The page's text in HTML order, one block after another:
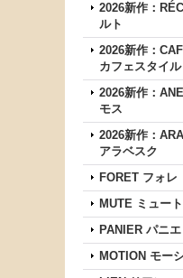
2026新作：
ルト
2026新作：
カフェスタイル
2026新作：
モス
2026新作：
アラベスク
FORET フォレ
MUTE ミュート
PANIER パニエ
MOTION モー